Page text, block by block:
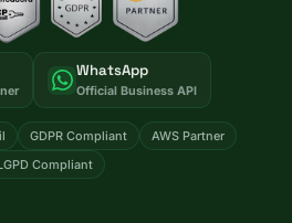
WhatsApp
Official Business API
GDPR Compliant
AWS Partner
Compliant